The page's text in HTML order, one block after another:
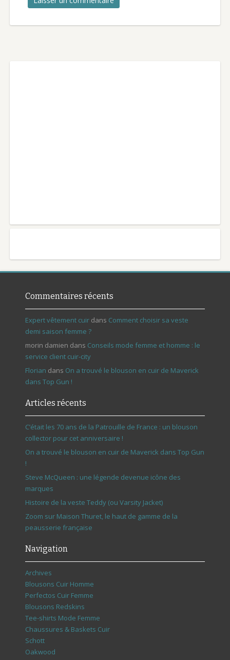
Commentaires récents
Expert vêtement cuirdans Comment choisir sa veste
demi saison femme ?
morin damien dans Conseils mode femme et homme : le
service client cuir-city
Florian dans On a trouvé le blouson en cuir de Maverick
dans Top Gun !
Articles récents
C’était les 70 ans de la Patrouille de France : un blouson
collector pour cet anniversaire !
On a trouvé le blouson en cuir de Maverick dans Top Gun
!
Steve McQueen : une légende devenue icône des
marques
Histoire de la veste Teddy (ou Varsity Jacket)
Zoom sur Maison Thuret, le haut de gamme de la
peausserie française
Navigation
Archives
Blousons Cuir Homme
Perfectos Cuir Femme
Blousons Redskins
Tee-shirts Mode Femme
Chaussures & Baskets Cuir
Schott
Oakwood